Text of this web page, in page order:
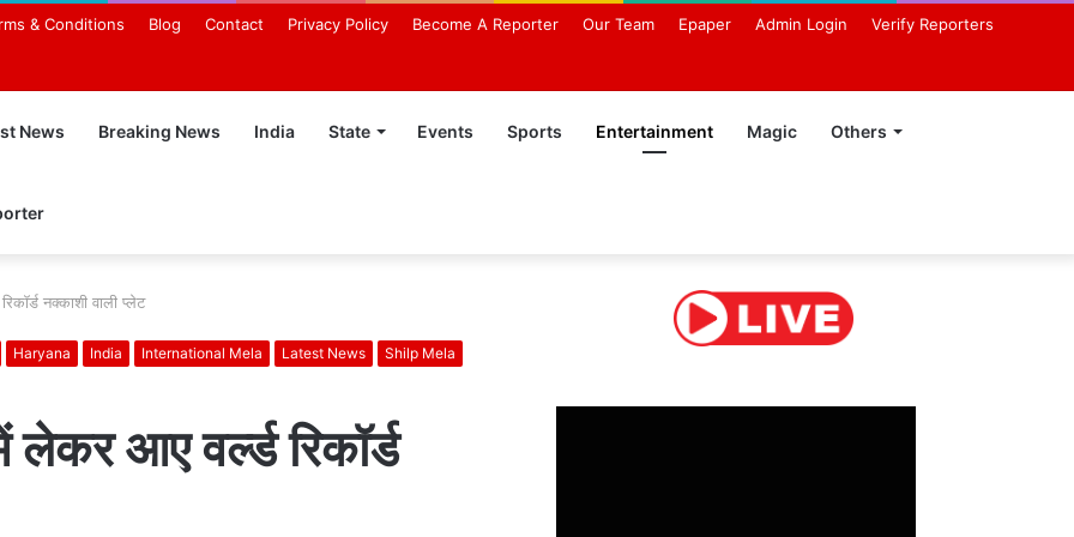
& Conditions Blog Contact Privacy Policy Become A Reporter Our Team Epaper Admin Login Verify Reporters
News Breaking News India State Events Sports Entertainment Magic Others
नक्काशी वाली प्लेट
Haryana India International Mela Latest News
Shilp Mela
आए वर्ल्ड रिकॉर्ड